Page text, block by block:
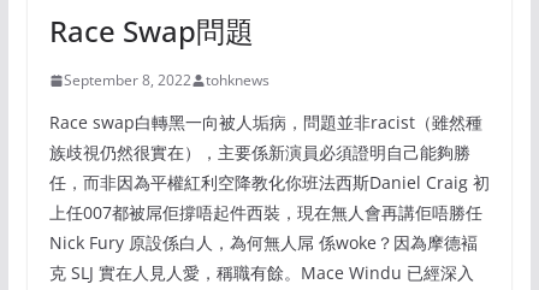
Race Swap問題
September 8, 2022 tohknews
Race swap白轉黑一向被人垢病，問題並非racist（雖然種
族歧視仍然很實在），主要係新演員必須證明自己能夠勝
任，而非因為平權紅利空降教化你班法西斯Daniel Craig 初
上任007都被屌佢撐唔起件西裝，現在無人會再講佢唔勝任
Nick Fury 原設係白人，為何無人屌 係woke？因為摩德褔
克 SLJ 實在人見人愛，稱職有餘。Mace Windu 已經深入